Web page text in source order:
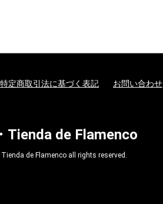
特定商取引法に基づく表記 お問い合わせ
de Flamenco
de Flamenco all rights reserved.